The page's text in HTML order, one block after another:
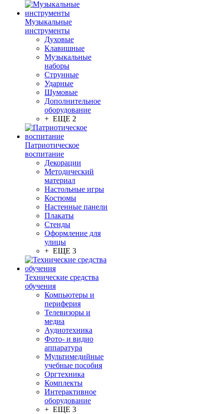
Музыкальные
инструменты
Духовые
Клавишные
Музыкальные
наборы
Струнные
Ударные
Шумовые
Дополнительное
оборудование
+ ЕЩЕ 2
Патриотическое
воспитание
Декорации
Методический
материал
Настольные игры
Костюмы
Настенные панели
Плакаты
Стенды
Оформление для
улицы
+ ЕЩЕ 3
Технические средства
обучения
Компьютеры и
периферия
Телевизоры и
медиа
Аудиотехника
Фото- и видио
аппаратура
Мультимедийные
учебные пособия
Оргтехника
Комплекты
Интерактивное
оборудование
+ ЕЩЕ 3